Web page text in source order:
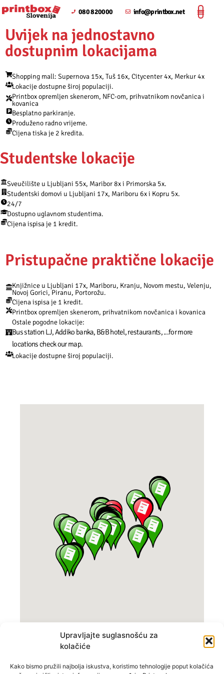
Upravljajte suglasnošću za
kolačiće
Kako bismo pružili najbolja iskustva, koristimo tehnologije poput kolačića
080 820000 info@printbox.net
Uvijek na jednostavno
dostupnim lokacijama
Shopping mall: Supernova 15x, Tuš 16x, Citycenter 4x, Merkur 4x
Lokacije dostupne široj populaciji.
Printbox opremljen skenerom, NFC-om, prihvatnikom novčanica i
kovanica
Besplatno parkiranje.
Produženo radno vrijeme.
Cijena tiska je 2 kredita.
Studentske lokacije
Sveučilište u Ljubljani 55x, Maribor 8x i Primorska 5x.
Studentski domovi u Ljubljani 17x, Mariboru 6x i Kopru 5x.
24/7
Dostupno uglavnom studentima.
Cijena ispisa je 1 kredit.
Pristupačne praktične lokacije
Knjižnice u Ljubljani 17x, Mariboru, Kranju, Novom mestu, Velenju,
Novoj Gorici, Piranu, Portorožu.
Cijena ispisa je 1 kredit.
Printbox opremljen skenerom, prihvatnikom novčanica i kovanica
Ostale pogodne lokacije:
Bus station LJ, Addiko banka, B&B hotel, restaurants, ...for more
locations check our map.
Lokacije dostupne široj populaciji.